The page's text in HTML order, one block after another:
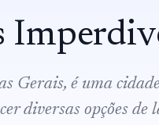
Gerais, é uma
diversas opções